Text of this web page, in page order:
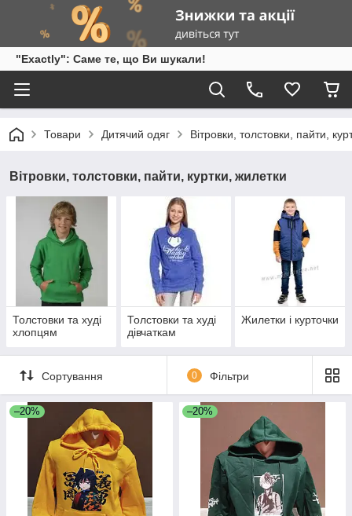
"Exactly": Саме те, що Ви шукали!
Товари Дитячий одяг Вітровки, толстовки, пайти,
Вітровки, толстовки, пайти, куртки, жилетки
Толстовки та худі
хлопцям
Толстовки та худі
дівчаткам
Жилетки і курточки
Сортування 0 Фільтри
–20% –20%